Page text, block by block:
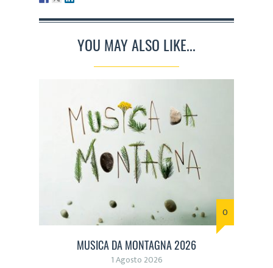
YOU MAY ALSO LIKE...
0
MUSICA DA MONTAGNA 2026
1 Agosto 2026